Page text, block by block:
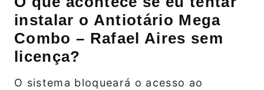
instalar o Antiotário Mega
Combo – Rafael Aires sem
licença?
O sistema bloqueará o acesso ao